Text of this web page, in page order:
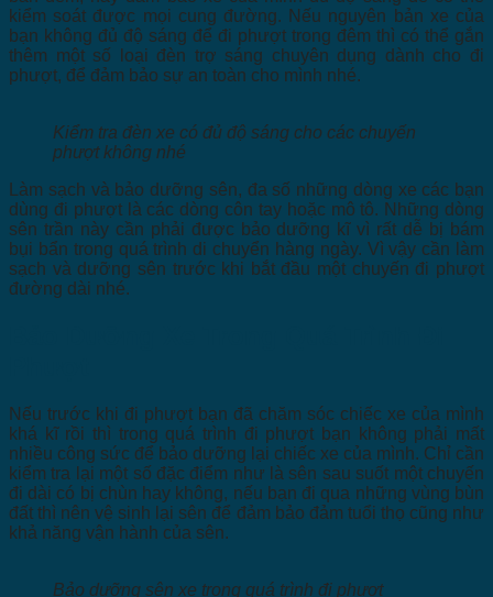
kiểm soát được mọi cung đường. Nếu nguyên bản xe của
bạn không đủ độ sáng để đi phượt trong đêm thì có thể gắn
thêm một số loại đèn trợ sáng chuyên dụng dành cho đi
phượt, để đảm bảo sự an toàn cho mình nhé.
Kiểm tra đèn xe có đủ độ sáng cho các chuyến
phượt không nhé
Làm sạch và bảo dưỡng sên, đa số những dòng xe các bạn
dùng đi phượt là các dòng côn tay hoặc mô tô. Những dòng
sên trần này cần phải được bảo dưỡng kĩ vì rất dễ bị bám
bụi bẩn trong quá trình di chuyển hàng ngày. Vì vậy cần làm
sạch và dưỡng sên trước khi bắt đầu một chuyến đi phượt
đường dài nhé.
Nếu trước khi đi phượt bạn đã chăm sóc chiếc xe của mình
khá kĩ rồi thì trong quá trình đi phượt bạn không phải mất
nhiều công sức để bảo dưỡng lại chiếc xe của mình. Chỉ cần
kiểm tra lại một số đặc điểm như là sên sau suốt một chuyến
đi dài có bị chùn hay không, nếu bạn đi qua những vùng bùn
đất thì nên vệ sinh lại sên để đảm bảo đảm tuổi thọ cũng như
khả năng vận hành của sên.
Bảo dưỡng sên xe trong quá trình đi phượt